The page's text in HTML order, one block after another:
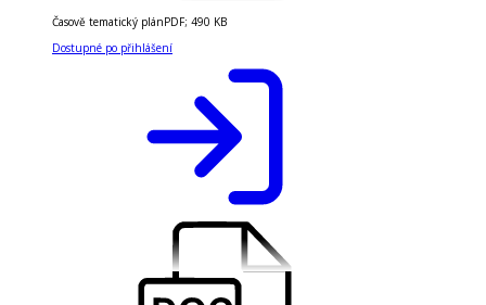
Časově tematický plánPDF; 490 KB
Dostupné po přihlášení